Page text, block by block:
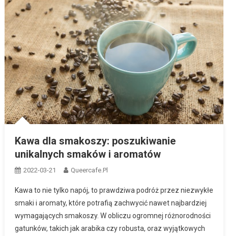
Kawa dla smakoszy: poszukiwanie
unikalnych smaków i aromatów
2022-03-21 Queercafe.pl
Kawa to nie tylko napój, to prawdziwa podróż przez niezwykłe
smaki i aromaty, które potrafią zachwycić nawet najbardziej
wymagających smakoszy. W obliczu ogromnej różnorodności
gatunków, takich jak arabika czy robusta, oraz wyjątkowych